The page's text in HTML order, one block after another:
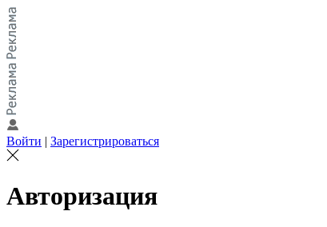
Войти | Зарегистрироваться
Авторизация